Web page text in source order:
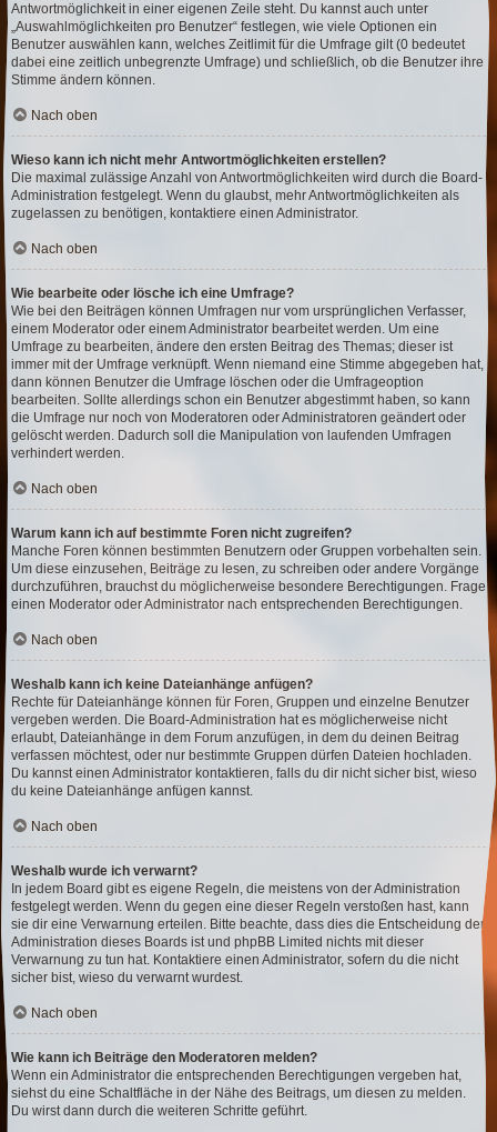
Antwortmöglichkeit in einer eigenen Zeile steht. Du kannst auch unter
„Auswahlmöglichkeiten pro Benutzer“ festlegen, wie viele Optionen ein
Benutzer auswählen kann, welches Zeitlimit für die Umfrage gilt (0 bedeutet
dabei eine zeitlich unbegrenzte Umfrage) und schließlich, ob die Benutzer ihre
Stimme ändern können.
Nach oben
Wieso kann ich nicht mehr Antwortmöglichkeiten erstellen?
Die maximal zulässige Anzahl von Antwortmöglichkeiten wird durch die Board-
Administration festgelegt. Wenn du glaubst, mehr Antwortmöglichkeiten als
zugelassen zu benötigen, kontaktiere einen Administrator.
Nach oben
Wie bearbeite oder lösche ich eine Umfrage?
Wie bei den Beiträgen können Umfragen nur vom ursprünglichen Verfasser,
einem Moderator oder einem Administrator bearbeitet werden. Um eine
Umfrage zu bearbeiten, ändere den ersten Beitrag des Themas; dieser ist
immer mit der Umfrage verknüpft. Wenn niemand eine Stimme abgegeben hat,
dann können Benutzer die Umfrage löschen oder die Umfrageoption
bearbeiten. Sollte allerdings schon ein Benutzer abgestimmt haben, so kann
die Umfrage nur noch von Moderatoren oder Administratoren geändert oder
gelöscht werden. Dadurch soll die Manipulation von laufenden Umfragen
verhindert werden.
Nach oben
Warum kann ich auf bestimmte Foren nicht zugreifen?
Manche Foren können bestimmten Benutzern oder Gruppen vorbehalten sein.
Um diese einzusehen, Beiträge zu lesen, zu schreiben oder andere Vorgänge
durchzuführen, brauchst du möglicherweise besondere Berechtigungen. Frage
einen Moderator oder Administrator nach entsprechenden Berechtigungen.
Nach oben
Weshalb kann ich keine Dateianhänge anfügen?
Rechte für Dateianhänge können für Foren, Gruppen und einzelne Benutzer
vergeben werden. Die Board-Administration hat es möglicherweise nicht
erlaubt, Dateianhänge in dem Forum anzufügen, in dem du deinen Beitrag
verfassen möchtest, oder nur bestimmte Gruppen dürfen Dateien hochladen.
Du kannst einen Administrator kontaktieren, falls du dir nicht sicher bist, wieso
du keine Dateianhänge anfügen kannst.
Nach oben
Weshalb wurde ich verwarnt?
In jedem Board gibt es eigene Regeln, die meistens von der Administration
festgelegt werden. Wenn du gegen eine dieser Regeln verstoßen hast, kann
sie dir eine Verwarnung erteilen. Bitte beachte, dass dies die Entscheidung der
Administration dieses Boards ist und phpBB Limited nichts mit dieser
Verwarnung zu tun hat. Kontaktiere einen Administrator, sofern du die nicht
sicher bist, wieso du verwarnt wurdest.
Nach oben
Wie kann ich Beiträge den Moderatoren melden?
Wenn ein Administrator die entsprechenden Berechtigungen vergeben hat,
siehst du eine Schaltfläche in der Nähe des Beitrags, um diesen zu melden.
Du wirst dann durch die weiteren Schritte geführt.